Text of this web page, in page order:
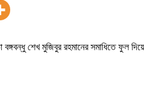
শেখ মুজিবুর রহমানের সমাধিতে ফুল